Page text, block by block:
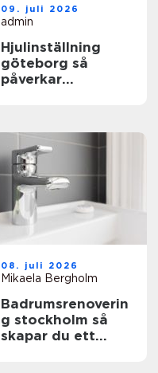
09. juli 2026
admin
Hjulinställning
göteborg så
påverkar
08. juli 2026
Mikaela Bergholm
Badrumsrenoverin
g stockholm så
skapar du ett